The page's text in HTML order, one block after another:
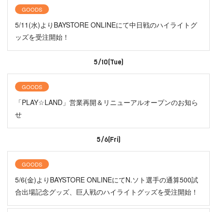
GOODS
5/11(水)よりBAYSTORE ONLINEにて中日戦のハイライトグ
ッズを受注開始！
5/10(Tue)
GOODS
「PLAY☆LAND」営業再開＆リニューアルオープンのお知ら
せ
5/6(Fri)
GOODS
5/6(金)よりBAYSTORE ONLINEにてN.ソト選手の通算500試
合出場記念グッズ、巨人戦のハイライトグッズを受注開始！